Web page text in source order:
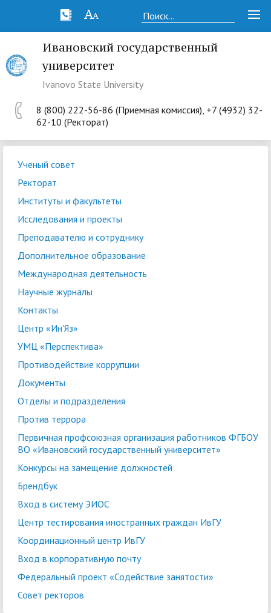
Ивановский государственный
университет
Ivanovo State University
8 (800) 222-56-86 (Приемная комиссия), +7 (4932) 32-
62-10 (Ректорат)
Ученый совет
Ректорат
Институты и факультеты
Исследования и проекты
Преподавателю и сотруднику
Дополнительное образование
Международная деятельность
Научные журналы
Контакты
Центр «Ин'Яз»
УМЦ «Перспектива»
Противодействие коррупции
Документы
Отделы и подразделения
Против террора
Первичная профсоюзная организация работников ФГБОУ
ВО «Ивановский государственный университет»
Конкурсы на замещение должностей
Брендбук
Вход в систему ЭИОС
Центр тестирования иностранных граждан ИвГУ
Координационный центр ИвГУ
Вход в корпоративную почту
Федеральный проект «Содействие занятости»
Совет ректоров